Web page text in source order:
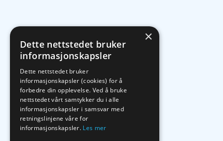
×
Dette nettstedet bruker
informasjonskapsler
Dette nettstedet bruker
informasjonskapsler (cookies) for å
forbedre din opplevelse. Ved å bruke
nettstedet vårt samtykker du i alle
informasjonskapsler i samsvar med
retningslinjene våre for
informasjonskapsler. Les mer